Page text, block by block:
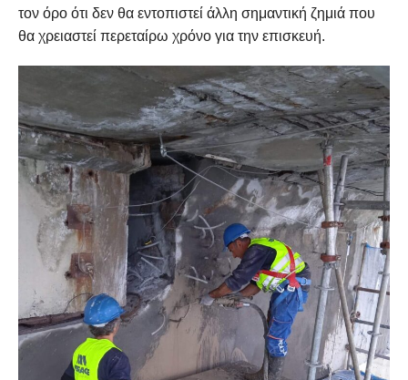
τον όρο ότι δεν θα εντοπιστεί άλλη σημαντική ζημιά που
θα χρειαστεί περεταίρω χρόνο για την επισκευή.